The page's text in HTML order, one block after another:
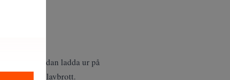
för att sedan ladda ur på
vid elavbrott.